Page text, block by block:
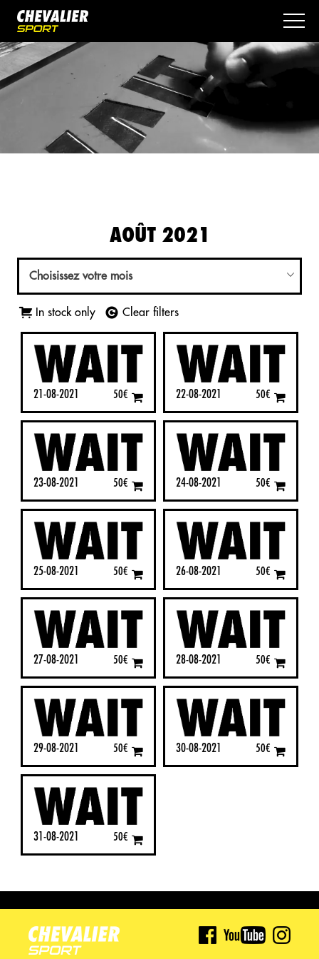
AOÛT 2021
Choisissez votre mois
In stock only Clear filters
21-08-2021 50€ 22-08-2021 50€
23-08-2021 50€ 24-08-2021 50€
25-08-2021 50€ 26-08-2021 50€
27-08-2021 50€ 28-08-2021 50€
29-08-2021 50€ 30-08-2021 50€
31-08-2021 50€